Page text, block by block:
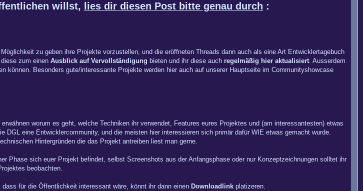
willst, lies dir diesen Post bitte genau durch :
zu geben ihre Projekte vorzustellen, und die eröffneten Threads dann auch als eine Art Entwicklertagebuch
zum einen Ausblick auf Vervollständigung bieten und ihr diese auch regelmäßig hier aktualisiert. Ausserdem
können. Besonders gute/interessante Projekte werden hier auch auf unserer Hauptseite im Communityshowcase
worum es geht, welche Techniken ihr verwendet, Features eures Projektes und (am interessantesten) etwas
DGL eine Entwicklercommunity, und die meisten hier interessieren sich primär dafür WIE etwas gemacht wurde.
Hintergründen die das Projekt antreiben liest man gerne.
Phase sich euer Projekt befindet, selbst Screenshots aus der Anfangsphase oder nur Konzeptzeichnungen solltet ihr
beobachten.
für die Öffentlichkeit interessant wäre, könnt ihr dann einen Downloadlink platizeren.